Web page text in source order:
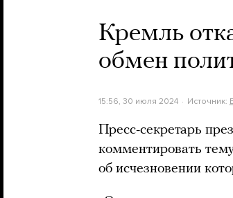
Кремль
обмен
15:56, 30 июля 2024 Источник:
Пресс-секретарь
комментировать
об исчезновении